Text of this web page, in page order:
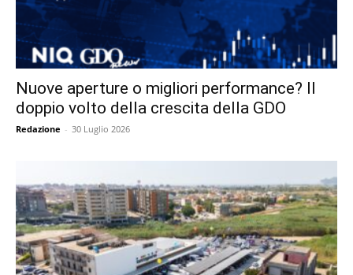
Nuove aperture o migliori performance? Il
doppio volto della crescita della GDO
Redazione - 30 Luglio 2026